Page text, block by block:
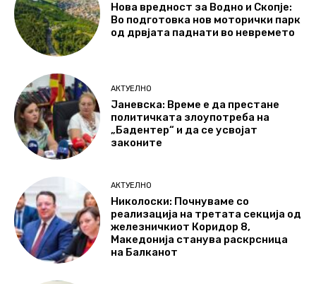
Нова вредност за Водно и Скопје:
Во подготовка нов моторички парк
од дрвјата паднати во невремето
АКТУЕЛНО
Јаневска: Време е да престане
политичката злоупотреба на
„Бадентер“ и да се усвојат
законите
АКТУЕЛНО
Николоски: Почнуваме со
реализација на третата секција од
железничкиот Коридор 8,
Македонија станува раскрсница
на Балканот